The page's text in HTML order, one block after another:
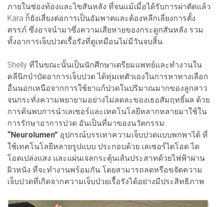
ภายในช่องท้องและไขสันหลัง ที่จนแม้เมื่อได้รับการผ่าตัดแล้ว
Kara ก็ยังเสี่ยงต่อการเป็นอัมพาตและต้องหลีกเลี่ยงการตั้ง
ครรภ์ ซึ่งอาจนำมาซึ่งความเสียหายของกระดูกสันหลัง รวม
ทั้งอาการเจ็บปวดเรื้อรังที่ดูเหมือนไม่มีวันจบสิ้น
Shelly ที่ในขณะนั้นเป็นนักศึกษาเตรียมแพทย์และทำงานใน
คลีนิกบำบัดอาการเจ็บปวด ได้ทุ่มเทตัวเองในการหาทางเลือก
อื่นนอกเหนือจากการใช้ยาแก้ปวดในปริมาณมากของลูกสาว
จนกระทั่งความพยายามอย่างไม่ลดละของเธอสัมฤทธิ์ผล ด้วย
การค้นพบการนำเลเซอร์และเทคโนโลยีหลากหลายมาใช้ใน
การรักษาอาการปวด อันเป็นที่มาของนวัตกรรม
“Neurolumen” อุปกรณ์บรรเทาความเจ็บปวดแบบพกพาได้ ที่
ใช้เทคโนโลยีหลายรูปแบบ ประกอบด้วย เลเซอร์ไดโอด ได
โอดเปล่งแสง และแผ่นเจลกระตุ้นเส้นประสาทด้วยไฟฟ้าผ่าน
ผิวหนัง ที่จะทำงานพร้อมกัน โดยสามารถลดหรือขจัดความ
เจ็บปวดที่เกิดจากความเจ็บป่วยเรื้อรังได้อย่างมีประสิทธิภาพ